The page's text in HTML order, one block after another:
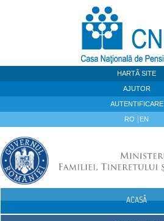
HARTĂ SITE
AJUTOR
AUTENTIFICARE
RO EN
ACASĂ